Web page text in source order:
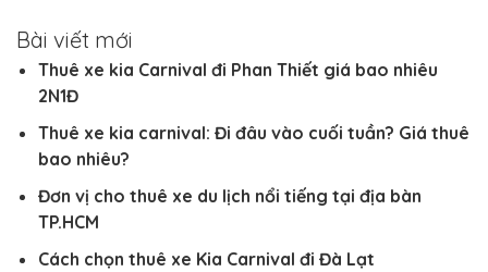
Bài viết mới
Thuê xe kia Carnival đi Phan Thiết giá bao nhiêu
2N1Đ
Thuê xe kia carnival: Đi đâu vào cuối tuần? Giá thuê
bao nhiêu?
Đơn vị cho thuê xe du lịch nổi tiếng tại địa bàn
TP.HCM
Cách chọn thuê xe Kia Carnival đi Đà Lạt